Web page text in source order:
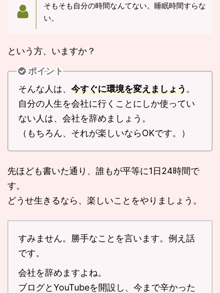
そもそも自分の時間なんてない。睡眠時間すらな
い。
という方、いますか？
ポイント
そんな人は、 今すぐに環境を変えましょう。
自分の人生を会社に行くことにしか使ってい
ない人は、会社を辞めましょう。
（もちろん、それが楽しいならOKです。）
先ほども書いた通り、誰もが平等に1日24時間で
す。
どうせ生きるなら、楽しいことをやりましょう。
すみません。勝手なことを言います。例え話
です。
会社を辞めますよね。
ブログとYouTubeを開設し、今まで辛かった